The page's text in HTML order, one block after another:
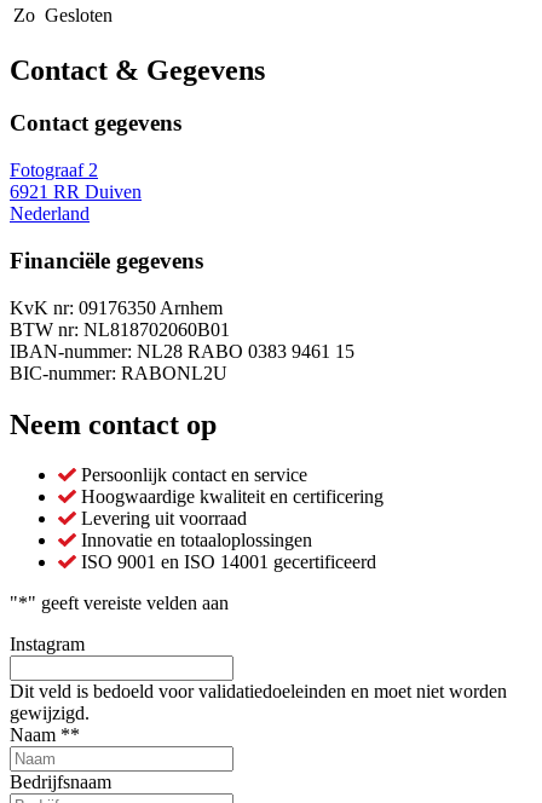
Zo Gesloten
Contact & Gegevens
Contact gegevens
Fotograaf 2
6921 RR Duiven
Nederland
Financiële gegevens
KvK nr: 09176350 Arnhem
BTW nr: NL818702060B01
IBAN-nummer: NL28 RABO 0383 9461 15
BIC-nummer: RABONL2U
Neem contact op
Persoonlijk contact en service
Hoogwaardige kwaliteit en certificering
Levering uit voorraad
Innovatie en totaaloplossingen
ISO 9001 en ISO 14001 gecertificeerd
"*" geeft vereiste velden aan
Instagram
Dit veld is bedoeld voor validatiedoeleinden en moet niet worden
gewijzigd.
Naam **
Bedrijfsnaam